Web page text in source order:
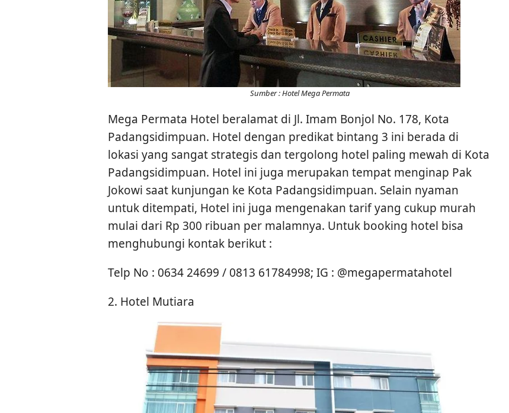
Sumber : Hotel Mega Permata
Mega Permata Hotel beralamat di Jl. Imam Bonjol No. 178, Kota
Padangsidimpuan. Hotel dengan predikat bintang 3 ini berada di
lokasi yang sangat strategis dan tergolong hotel paling mewah di Kota
Padangsidimpuan. Hotel ini juga merupakan tempat menginap Pak
Jokowi saat kunjungan ke Kota Padangsidimpuan. Selain nyaman
untuk ditempati, Hotel ini juga mengenakan tarif yang cukup murah
mulai dari Rp 300 ribuan per malamnya. Untuk booking hotel bisa
menghubungi kontak berikut :
Telp No : 0634 24699 / 0813 61784998; IG : @megapermatahotel
2. Hotel Mutiara